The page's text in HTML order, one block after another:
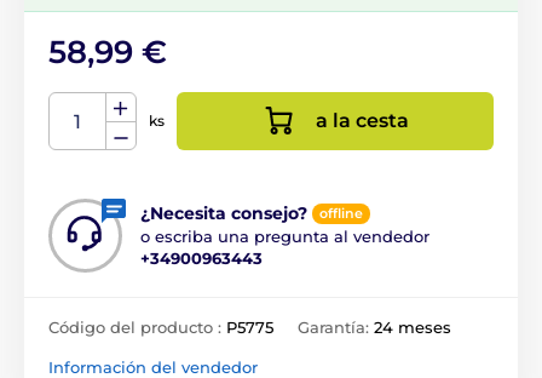
58,99 €
ks a la cesta
¿Necesita consejo? offline
o escriba una pregunta al vendedor
+34900963443
Código del producto : P5775 Garantía: 24 meses
Información del vendedor